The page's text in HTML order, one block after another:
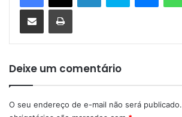
Deixe um comentário
O seu endereço de e-mail não será publicado.